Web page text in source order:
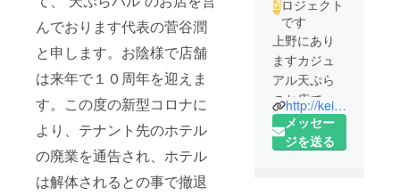
んでおります代表の菅谷潤
と申します。お陰様で店舗
は来年で１０周年を迎えま
す。この度の新型コロナに
より、テナント先のホテル
の廃業を通告され、ホテル
は解体されるとの事で撤退
ロジェクト
です
上野にあり
ますカジュ
アル天ぷら
のお店で
す。２０１
１年に開店
http://kei-planning.com
メッセー
ジを送る